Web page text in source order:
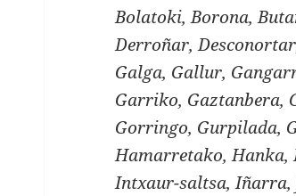
Bolatoki, Borona,
Derroñar,
Galga, Gallur,
Garriko, Gaztanbera,
Gorringo, Gurpilada,
Hamarretako, Hanka,
Intxaur-saltsa, Iñarra,